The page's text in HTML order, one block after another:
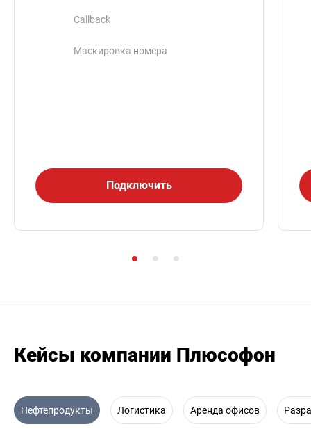
Callback
Маскировка номера
Подключить
Кейсы компании Плюсофон
Нефтепродукты Логистика Аренда офисов